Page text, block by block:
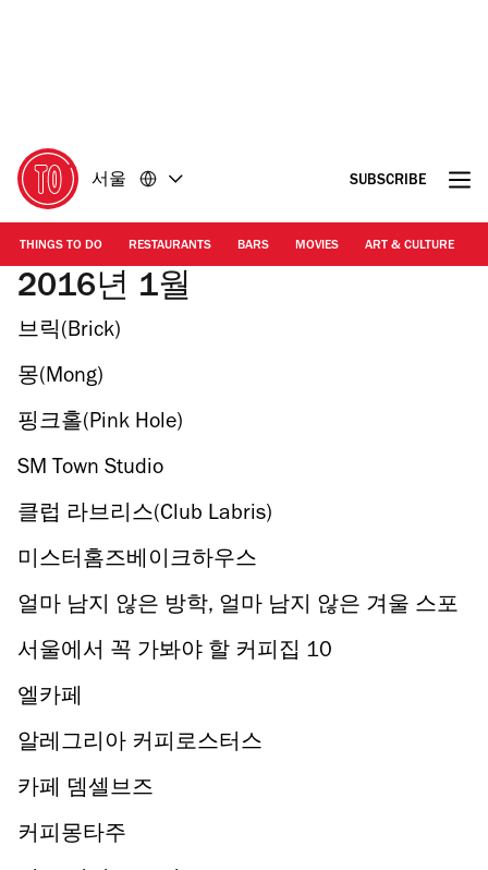
아
가
기
아
가
기
서울 SUBSCRIBE
THINGS TO DO RESTAURANTS BARS MOVIES ART & CULTURE
2016년 1월
브릭(Brick)
몽(Mong)
핑크홀(Pink Hole)
SM Town Studio
클럽 라브리스(Club Labris)
미스터홈즈베이크하우스
얼마 남지 않은 방학, 얼마 남지 않은 겨울 스포
츠!
서울에서 꼭 가봐야 할 커피집 10
엘카페
알레그리아 커피로스터스
카페 뎀셀브즈
커피몽타주